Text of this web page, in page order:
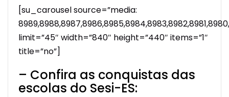
[su_carousel source=”media:
limit=”45″ width=”840″ height=”440″ items=”1″
title=”no”]
– Confira as conquistas das
escolas do Sesi-ES: